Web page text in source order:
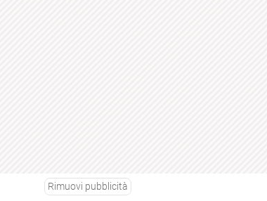
Rimuovi pubblicità